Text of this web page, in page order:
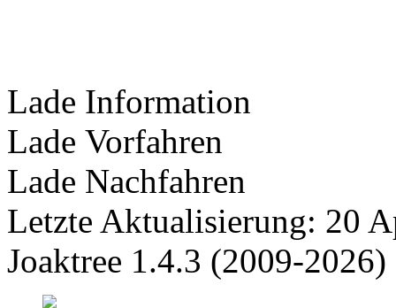
Lade Information
Lade Vorfahren
Lade Nachfahren
Letzte Aktualisierung: 20
Joaktree 1.4.3 (2009-2026)